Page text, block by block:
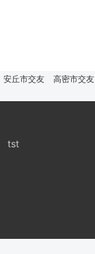
安丘市交友 高密市交友
tst